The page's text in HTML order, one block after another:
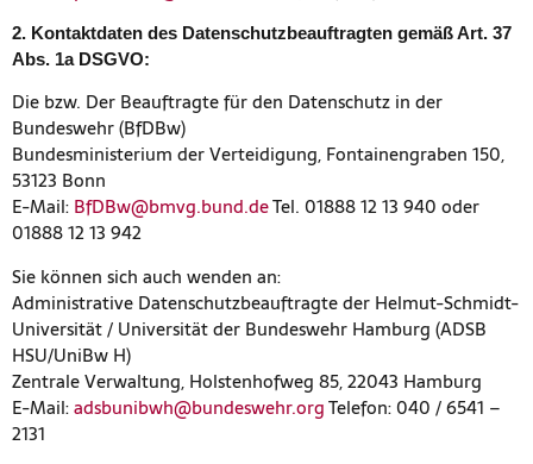
2. Kontaktdaten des Datenschutzbeauftragten gemäß Art. 37
Abs. 1a DSGVO:
Die bzw. Der Beauftragte für den Datenschutz in der
Bundeswehr (BfDBw)
Bundesministerium der Verteidigung, Fontainengraben 150,
53123 Bonn
E-Mail: BfDBw@bmvg.bund.deTel. 01888 12 13 940 oder
01888 12 13 942
Sie können sich auch wenden an:
Administrative Datenschutzbeauftragte der Helmut-Schmidt-
Universität / Universität der Bundeswehr Hamburg (ADSB
HSU/UniBw H)
Zentrale Verwaltung, Holstenhofweg 85, 22043 Hamburg
E-Mail:adsbunibwh@bundeswehr.orgTelefon: 040 / 6541 –
2131